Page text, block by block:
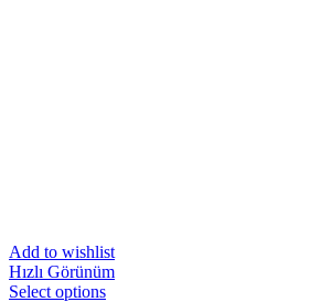
Add to wishlist
Hızlı Görünüm
Select options